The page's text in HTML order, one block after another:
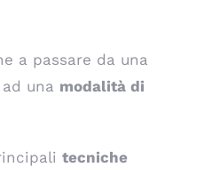
a passare da una
una modalità di
tecniche